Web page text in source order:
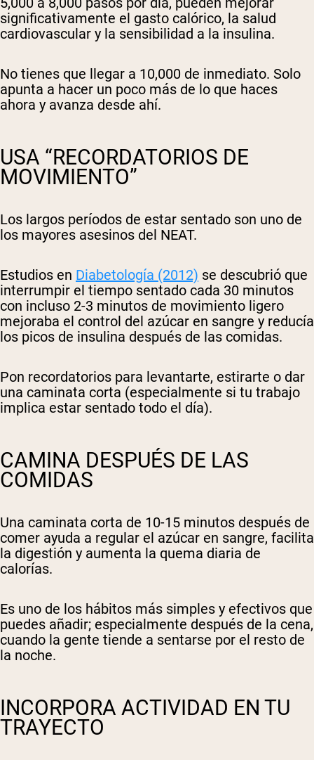
significativamente el gasto calórico, la salud
cardiovascular y la sensibilidad a la insulina.
No tienes que llegar a 10,000 de inmediato. Solo
apunta a hacer un poco más de lo que haces
ahora y avanza desde ahí.
USA “RECORDATORIOS DE
MOVIMIENTO”
Los largos períodos de estar sentado son uno de
los mayores asesinos del NEAT.
Estudios en Diabetología (2012) se descubrió que
interrumpir el tiempo sentado cada 30 minutos
con incluso 2-3 minutos de movimiento ligero
mejoraba el control del azúcar en sangre y reducía
los picos de insulina después de las comidas.
Pon recordatorios para levantarte, estirarte o dar
una caminata corta (especialmente si tu trabajo
implica estar sentado todo el día).
CAMINA DESPUÉS DE LAS
COMIDAS
Una caminata corta de 10-15 minutos después de
comer ayuda a regular el azúcar en sangre, facilita
la digestión y aumenta la quema diaria de
calorías.
Es uno de los hábitos más simples y efectivos que
puedes añadir; especialmente después de la cena,
cuando la gente tiende a sentarse por el resto de
la noche.
INCORPORA ACTIVIDAD EN TU
TRAYECTO